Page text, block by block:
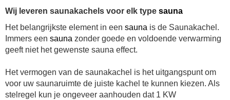
Wij leveren saunakachels voor elk type sauna
Het belangrijkste element in een sauna is de Saunakachel.
Immers een sauna zonder goede en voldoende verwarming
geeft niet het gewenste sauna effect.
Het vermogen van de saunakachel is het uitgangspunt om
voor uw saunaruimte de juiste kachel te kunnen kiezen. Als
stelregel kun je ongeveer aanhouden dat 1 KW